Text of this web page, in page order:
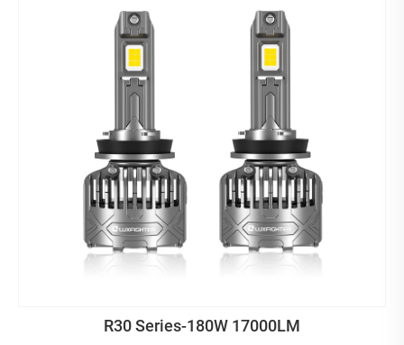
R30 Series-180W 17000LM